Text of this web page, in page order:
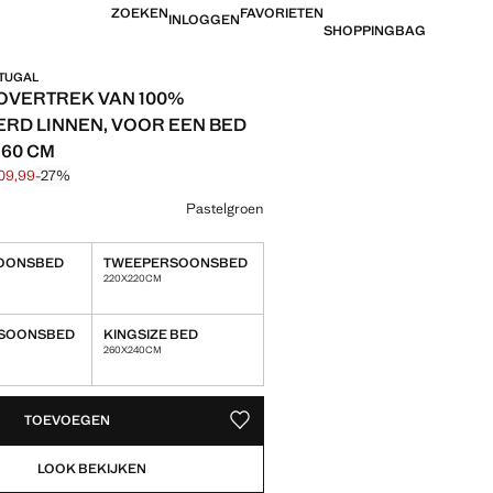
ZOEKENINLOGGENFAVORIETEN
SHOPPINGBAG
VAN 100%
LINNEN, VOOR EEN BED
CM
prijs doorgehaald [€ 149,99 ]
109,99 ]
-27%
Pastelgroen
TWEEPERSOONSBED
220X220CM
KINGSIZE BED
260X240CM
TOEVOEGEN OPSLAAN ALS FAVORIET
LOOK BEKIJKEN